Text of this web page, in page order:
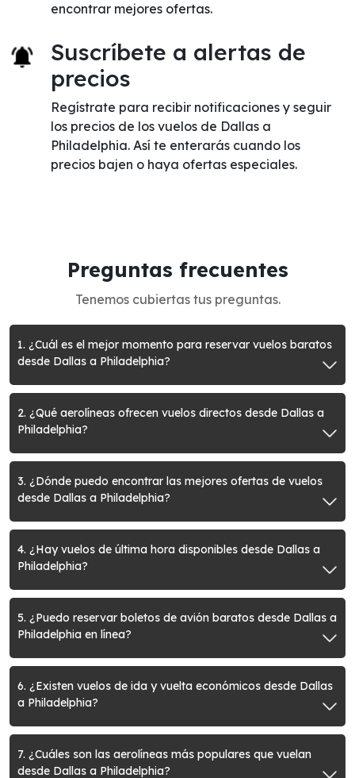
encontrar mejores ofertas.
Suscríbete a alertas de
precios
Regístrate para recibir notificaciones y seguir
los precios de los vuelos de Dallas a
Philadelphia. Así te enterarás cuando los
precios bajen o haya ofertas especiales.
Preguntas frecuentes
Tenemos cubiertas tus preguntas.
1. ¿Cuál es el mejor momento para reservar vuelos baratos
desde Dallas a Philadelphia?
2. ¿Qué aerolíneas ofrecen vuelos directos desde Dallas a
Philadelphia?
3. ¿Dónde puedo encontrar las mejores ofertas de vuelos
desde Dallas a Philadelphia?
4. ¿Hay vuelos de última hora disponibles desde Dallas a
Philadelphia?
5. ¿Puedo reservar boletos de avión baratos desde Dallas a
Philadelphia en línea?
6. ¿Existen vuelos de ida y vuelta económicos desde Dallas
a Philadelphia?
7. ¿Cuáles son las aerolíneas más populares que vuelan
desde Dallas a Philadelphia?